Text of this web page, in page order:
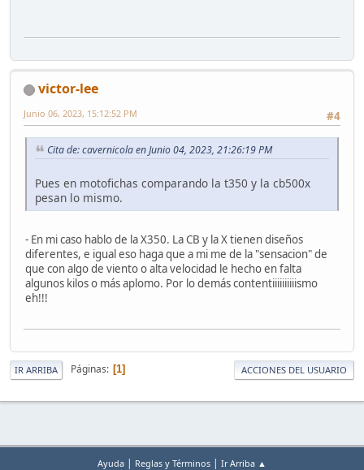
victor-lee
#4
Junio 06, 2023, 15:12:52 PM
Cita de: cavernicola en Junio 04, 2023, 21:26:19 PM
Pues en motofichas comparando la t350 y la cb500x
pesan lo mismo.
- En mi caso hablo de la X350. La CB y la X tienen diseños
diferentes, e igual eso haga que a mi me de la "sensacion" de
que con algo de viento o alta velocidad le hecho en falta
algunos kilos o más aplomo. Por lo demás contentiiiiiiiiiismo
eh!!!
IR ARRIBA Páginas 1 ACCIONES DEL USUARIO
Ayuda | Reglas y Términos | Ir Arriba ▲